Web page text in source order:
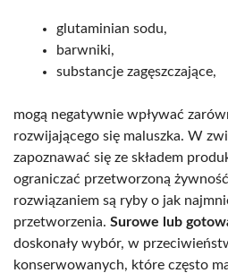
glutaminian sodu,
barwniki,
substancje zagęszczające,
mogą negatywnie wpływać
rozwijającego się maluszka. W
zapoznawać się ze składem
ograniczać przetworzoną
rozwiązaniem są ryby o jak
przetworzenia. Surowe lub
doskonały wybór, w
konserwowanych, które często